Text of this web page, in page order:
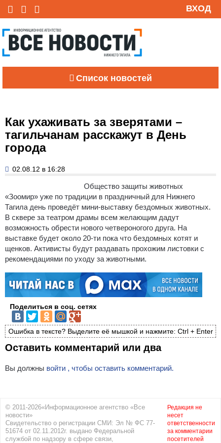
ВХОД
Список новостей
Как ухаживать за зверятами –
тагильчанам расскажут в День
города
02.08.12 в 16:28
Общество защиты животных
«Зоомир» уже по традиции в праздничный для Нижнего
Тагила день проведёт мини-выставку бездомных животных.
В сквере за театром драмы всем желающим дадут
возможность обрести нового четвероногого друга. На
выставке будет около 20-ти пока что бездомных котят и
щенков. Активисты будут раздавать прохожим листовки с
рекомендациями по уходу за животными.
Поделиться в соц. сетях
Ошибка в тексте? Выделите её мышкой и нажмите: Ctrl + Enter
Оставить комментарий или два
Вы должны войти , чтобы оставить комментарий.
© 2011-2026«Информационное агентство «Все
новости»
Свидетельство о регистрации СМИ: Эл № ФС 77-
51674 от 02.11.2012г. выдано Федеральной
службой по надзору в сфере связи,
Редакция не
несет
ответственности
за комментарии
посетителей